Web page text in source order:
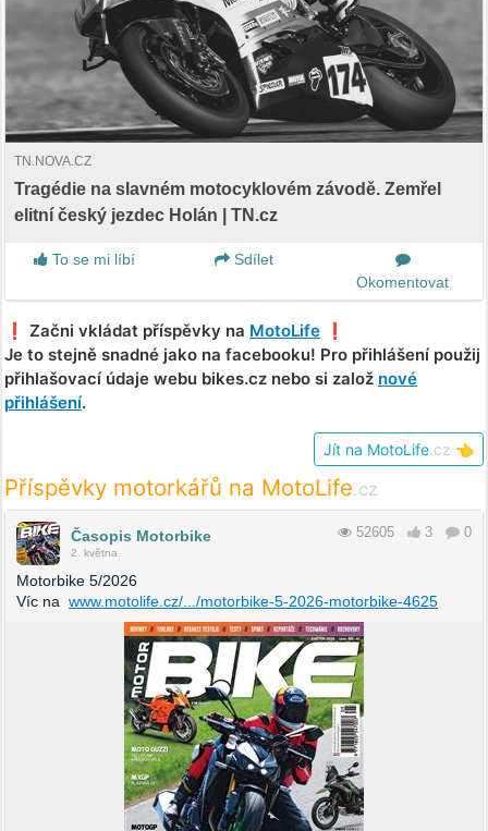
TN.NOVA.CZ
Tragédie na slavném motocyklovém závodě. Zemřel
elitní český jezdec Holán | TN.cz
To se mi líbí
Sdílet
Okomentovat
❗️ Začni vkládat příspěvky na MotoLife ❗️
Je to stejně snadné jako na facebooku! Pro přihlášení použij
přihlašovací údaje webu bikes.cz nebo si založ nové
přihlášení.
Jít na MotoLife .cz 👈
Příspěvky motorkářů na MotoLife.cz
Časopis Motorbike
2. května
52605 3 0
Motorbike 5/2026
Víc na www.motolife.cz/.../motorbike-5-2026-motorbike-4625